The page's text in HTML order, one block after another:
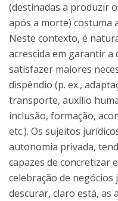
(destinadas a produzir
após a morte) costuma
Neste contexto, é
acrescida em garantir a
satisfazer maiores
dispêndio (p. ex.,
transporte, auxílio
inclusão, formação,
etc.). Os sujeitos
autonomia privada,
capazes de concretizar
celebração de
descurar, claro está, as